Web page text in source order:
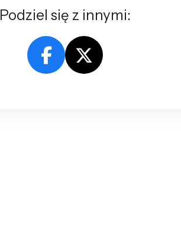
Podziel się z innymi: